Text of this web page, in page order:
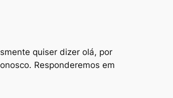
quiser dizer olá, por
Responderemos em